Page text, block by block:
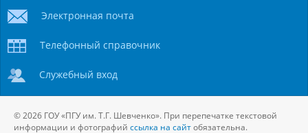
Электронная почта
Телефонный справочник
Служебный вход
© 2026 ГОУ «ПГУ им. Т.Г. Шевченко». При перепечатке текстовой
информации и фотографий ссылка на сайтобязательна.